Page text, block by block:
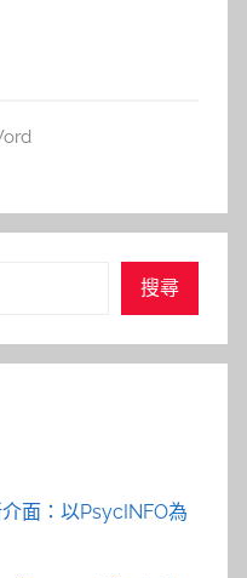
搜尋
面：以PsycINFO為